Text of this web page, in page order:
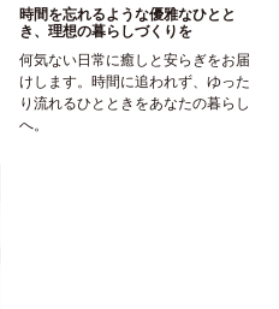
時間を忘れるような優雅なひとと
き、理想の暮らしづくりを
何気ない日常に癒しと安らぎをお届
けします。時間に追われず、ゆった
り流れるひとときをあなたの暮らし
へ。